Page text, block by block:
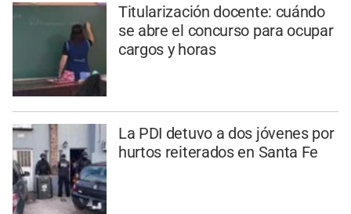
Titularización docente: cuándo
se abre el concurso para ocupar
cargos y horas
La PDI detuvo a dos jóvenes por
hurtos reiterados en Santa Fe